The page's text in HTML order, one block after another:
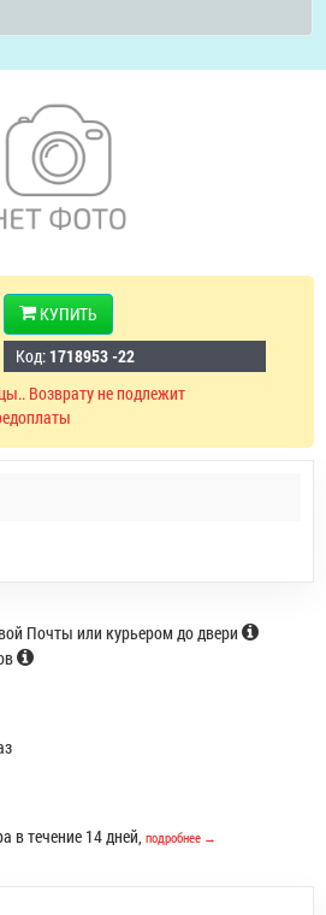
КУПИТЬ
Код: 1718953 -22
Возврату не подлежит
Почты или курьером до двери
в течение 14 дней, подробнее →